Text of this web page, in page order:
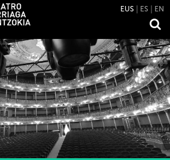
EUS ES EN